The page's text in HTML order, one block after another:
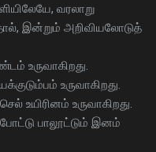
வரலாறு
இன்றும் அறிவியலோடுத்
உருவாகிறது.
உருவாகிறது.
உயிரினம் உருவாகிறது.
பாலூட்டும் இனம்